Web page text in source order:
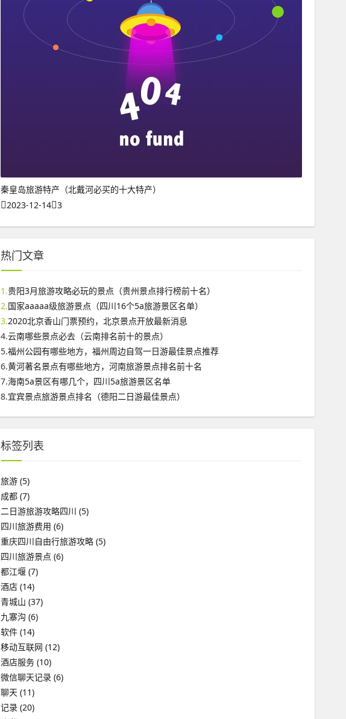
秦皇岛旅游特产（北戴河必买的十大特产）
2023-12-14 3
热门文章
1.贵阳3月旅游攻略必玩的景点（贵州景点排行榜前十名）
2.国家aaaaa级旅游景点（四川16个5a旅游景区名单）
3.2020北京香山门票预约，北京景点开放最新消息
4.云南哪些景点必去（云南排名前十的景点）
5.福州公园有哪些地方，福州周边自驾一日游最佳景点推荐
6.黄河著名景点有哪些地方，河南旅游景点排名前十名
7.海南5a景区有哪几个，四川5a旅游景区名单
8.宜宾景点旅游景点排名（德阳二日游最佳景点）
标签列表
旅游 (5)
成都 (7)
二日游旅游攻略四川 (5)
四川旅游费用 (6)
重庆四川自由行旅游攻略 (5)
四川旅游景点 (6)
都江堰 (7)
酒店 (14)
青城山 (37)
九寨沟 (6)
软件 (14)
移动互联网 (12)
酒店服务 (10)
微信聊天记录 (6)
聊天 (11)
记录 (20)